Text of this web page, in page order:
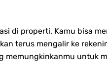
di properti. Kamu bisa
terus mengalir ke
memungkinkanmu untuk